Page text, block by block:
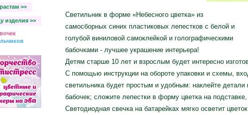
>>
изделия >>
Светильник в форме «Небесного цветка» из
самосборных синих пластиковых лепестков с белой и
голубой виниловой самоклейкой и голографическими
бабочками - лучшее украшение интерьера!
Детям старше 10 лет и взрослым будет интересно
С помощью инструкции на обороте упаковки и схемы,
светильника будет простым и удобным: наклейте детали
бабочек; сложите лепестки в форму цветка на
Светодиодная свечка на батарейках мягко осветит